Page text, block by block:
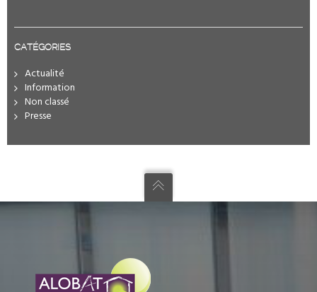
CATÉGORIES
Actualité
Information
Non classé
Presse